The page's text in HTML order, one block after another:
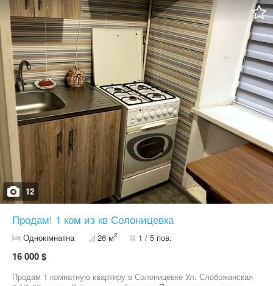
12
Продам! 1 ком из кв Солоницевка
Однокімнатна 26 м2 1 / 5 пов.
16 000 $
Продам 1 комнатную квартиру в Солоницевке Ул. Слобожанская